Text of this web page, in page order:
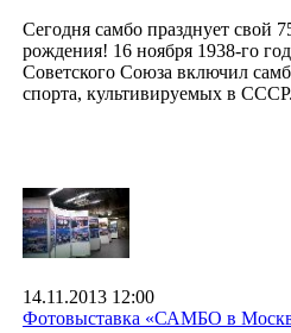
Сегодня самбо празднует свой
рождения! 16 ноября 1938-го
Советского Союза включил
спорта, культивируемых в СССР.
14.11.2013 12:00
Фотовыставка «САМБО в